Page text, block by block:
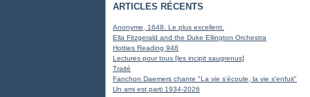
ARTICLES RÉCENTS
Anonyme, 1648. Le plus excellent.
Ella Fitzgerald and the Duke Ellington Orchestra
Hotties Reading 948
Lectures pour tous [les incipit saugrenus]
Traité
Fanchon Daemers chante "La vie s'écoule, la vie s'enfuit"
Un ami est parti 1934-2026